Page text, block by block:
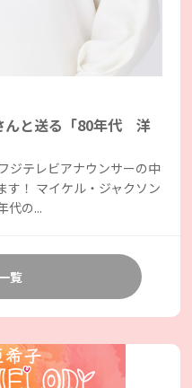
んと送る「80年代 洋
ジテレビアナウンサーの中
す！ マイケル・ジャクソン
代の...
覧